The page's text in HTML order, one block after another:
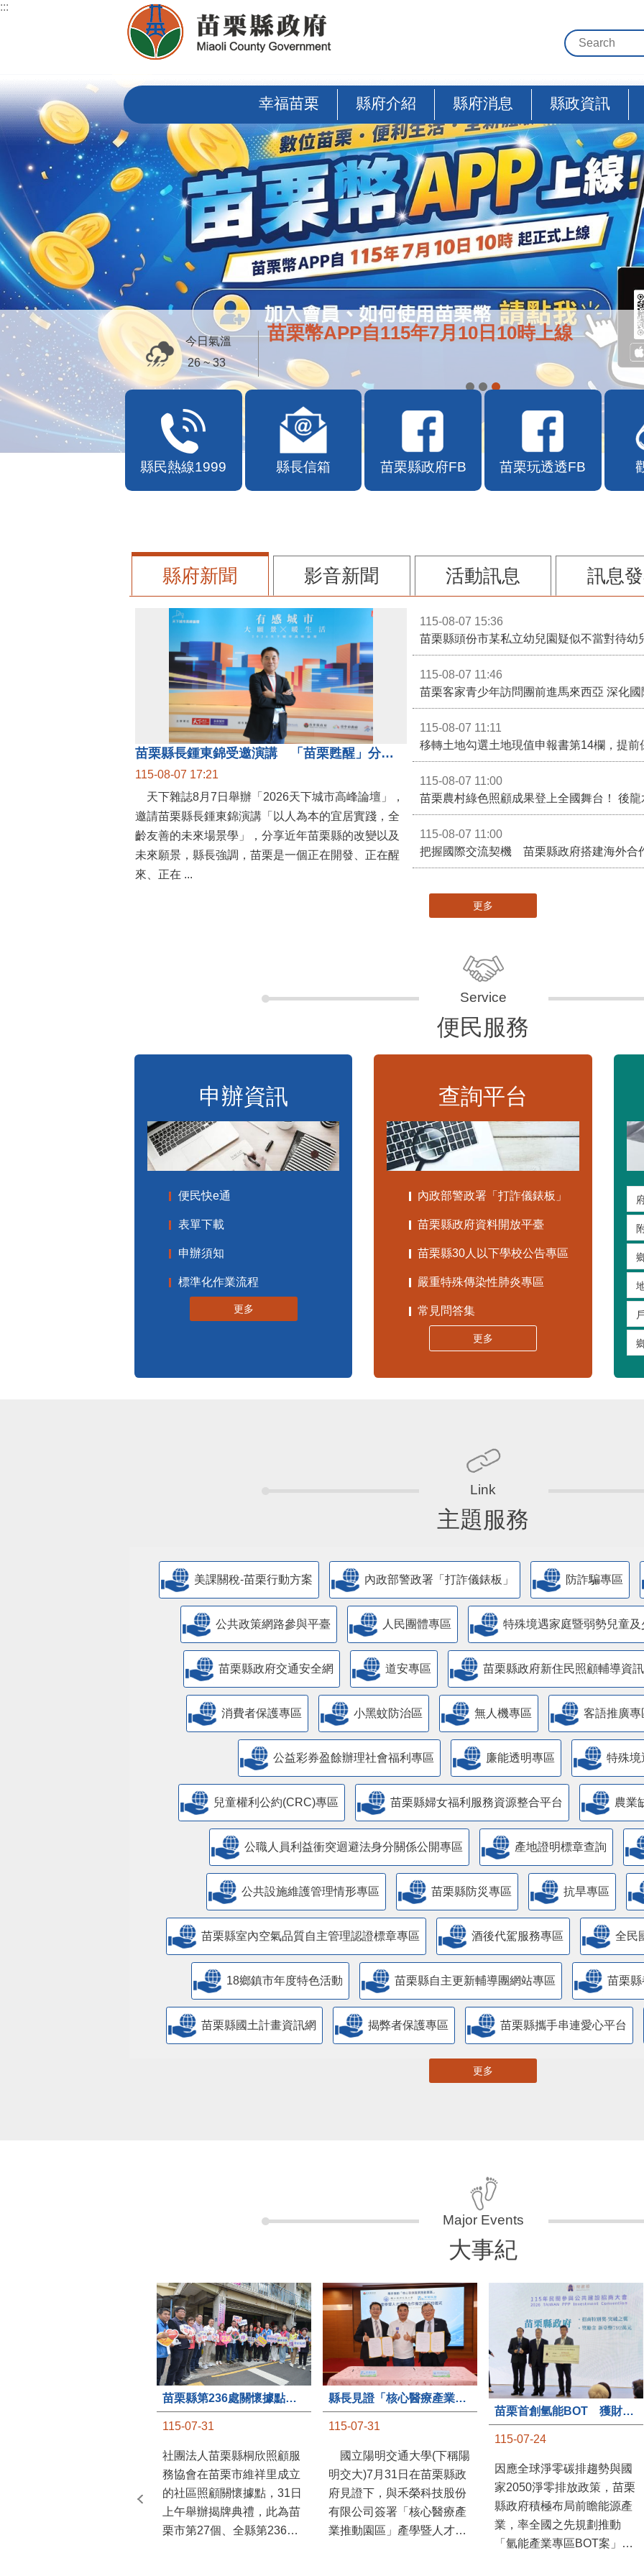
跳到主要內容區塊
:::
幸福苗栗 縣府介紹 縣府消息 縣政資訊
苗栗幣APP自115年7月10日10時上線
今日氣溫
26 ~ 33
縣民熱線1999 縣長信箱 苗栗縣政府FB 苗栗玩透透FB
縣府新聞 影音新聞 活動訊息 訊息
苗栗縣長鍾東錦受邀演講 「苗栗甦醒」分享近年轉變
115-08-07 17:21
天下雜誌8月7日舉辦「2026天下城市高峰論壇」，
邀請苗栗縣長鍾東錦演講「以人為本的宜居實踐，全
齡友善的未來場景學」，分享近年苗栗縣的改變以及
未來願景，縣長強調，苗栗是一個正在開發、正在醒
來、正在 ...
115-08-07 15:36
苗栗縣頭份市某私立幼兒園疑似不當對待幼
115-08-07 11:46
苗栗客家青少年訪問團前進馬來西亞 深化
115-08-07 11:11
移轉土地勾選土地現值申報書第14欄，提前
115-08-07 11:00
115-08-07 11:00
更多
便民服務
申辦資訊
便民快e通
表單下載
申辦須知
標準化作業流程
更多
查詢平台
內政部警政署「打詐儀錶板」
苗栗縣政府資料開放平臺
苗栗縣30人以下學校公告專區
嚴重特殊傳染性肺炎專區
常見問答集
更多
主題服務
美課關稅-苗栗行動方案 內政部警政署「打詐儀錶板」 防詐騙專區
公共政策網路參與平臺 人民團體專區 特殊境遇家庭暨弱勢兒童
苗栗縣政府交通安全網 道安專區 苗栗縣政府新住民照顧輔導資
消費者保護專區 小黑蚊防治區 無人機專區 客語推廣專
公益彩券盈餘辦理社會福利專區 廉能透明專區 特殊境
兒童權利公約(CRC)專區 苗栗縣婦女福利服務資源整合平台 農業
公職人員利益衝突迴避法身分關係公開專區 產地證明標章查詢
​公共設施維護管理情形專區 苗栗縣防災專區 抗旱專區
苗栗縣室內空氣品質自主管理認證標章專區 酒後代駕服務專區 全民
18鄉鎮市年度特色活動 苗栗縣自主更新輔導團網站專區 苗栗
苗栗縣國土計畫資訊網 揭弊者保護專區 苗栗縣攜手串連愛心平台
更多
大事紀
苗栗縣第236處關懷據點在苗栗市維祥里揭牌
115-07-31
社團法人苗栗縣桐欣照顧服
務協會在苗栗市維祥里成立
的社區照顧關懷據點，31日
上午舉辦揭牌典禮，此為苗
栗市第27個、全縣第236處
縣長見證「核心醫療產業推動園區」產學合作簽約儀式
115-07-31
國立陽明交通大學(下稱陽
明交大)7月31日在苗栗縣政
府見證下，與禾榮科技股份
有限公司簽署「核心醫療產
業推動園區」產學暨人才培
苗栗首創氫能BOT 獲財政部「突破之翼」肯定
115-07-24
因應全球淨零碳排趨勢與國
家2050淨零排放政策，苗栗
縣政府積極布局前瞻能源產
業，率全國之先規劃推動
「氫能產業專區BOT案」，